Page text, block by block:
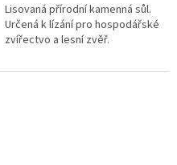
Lisovaná přírodní kamenná sůl.
Určená k lízání pro hospodářské
zvířectvo a lesní zvěř.